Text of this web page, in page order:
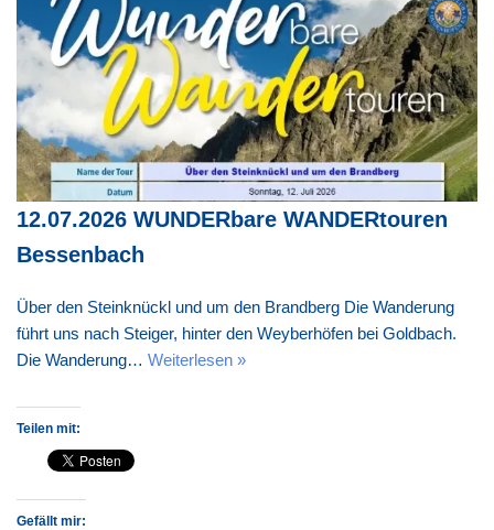
12.07.2026 WUNDERbare WANDERtouren
Bessenbach
Über den Steinknückl und um den Brandberg Die Wanderung
führt uns nach Steiger, hinter den Weyberhöfen bei Goldbach.
Die Wanderung… Weiterlesen »
Teilen mit:
Gefällt mir: